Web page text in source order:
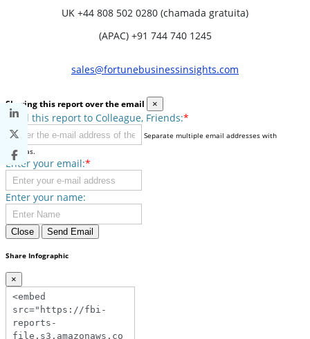
UK +44 808 502 0280 (chamada gratuita)
(APAC) +91 744 740 1245
sales@fortunebusinessinsights.com
Sharing this report over the email ×
Send this report to Colleague, Friends:*
Separate multiple email addresses with
commas.
Enter your email:*
Enter your name:
Close Send Email
Share Infographic
×